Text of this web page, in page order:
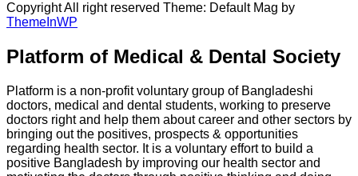
Copyright All right reserved Theme: Default Mag by
ThemeInWP
Platform of Medical & Dental Society
Platform is a non-profit voluntary group of Bangladeshi
doctors, medical and dental students, working to preserve
doctors right and help them about career and other sectors by
bringing out the positives, prospects & opportunities
regarding health sector. It is a voluntary effort to build a
positive Bangladesh by improving our health sector and